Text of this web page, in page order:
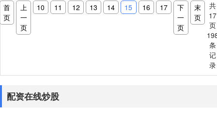
首
页
上
一
页
10 11 12 13 14 15 16 17
下
一
页
末
页
共
17
页
条
记
录
配资在线炒股